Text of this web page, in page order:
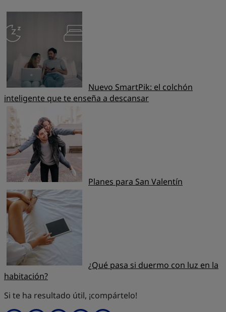
Nuevo SmartPik: el colchón
inteligente que te enseña a descansar
Planes para San Valentín
¿Qué pasa si duermo con luz en la
habitación?
Si te ha resultado útil, ¡compártelo!